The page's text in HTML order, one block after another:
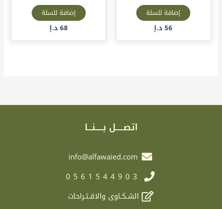
إضافة للسلة
56 د.إ
إضافة للسلة
68 د.إ
اتصـــــل بـــــنـــا
info@alfawaied.com
0561544903
الشـكـاوى والاقـتـراحات